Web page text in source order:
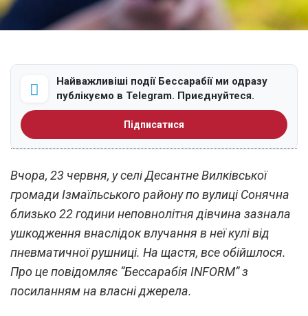
Найважливіші події Бессарабії ми одразу
публікуємо в Telegram. Приєднуйтеся.
Підписатися
Вчора, 23 червня, у селі Десантне Вилківської
громади Ізмаїльського району по вулиці Сонячна
близько 22 години неповнолітня дівчина зазнала
ушкодження внаслідок влучання в неї кулі від
пневматичної рушниці. На щастя, все обійшлося.
Про це повідомляє “Бессарабія INFORM” з
посиланням на власні джерела.